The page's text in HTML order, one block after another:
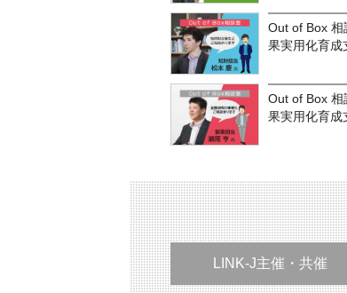
Out of Box 相
果実用化育成
Out of Box 相
果実用化育成
LINK-J主催・共催